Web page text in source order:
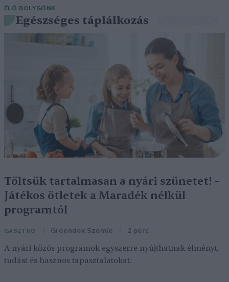
ÉLŐ BOLYGÓNK
Egészséges táplálkozás
Töltsük tartalmasan a nyári szünetet! –
Játékos ötletek a Maradék nélkül
programtól
GASZTRO Greendex Szemle 2 perc
A nyári közös programok egyszerre nyújthatnak élményt,
tudást és hasznos tapasztalatokat.